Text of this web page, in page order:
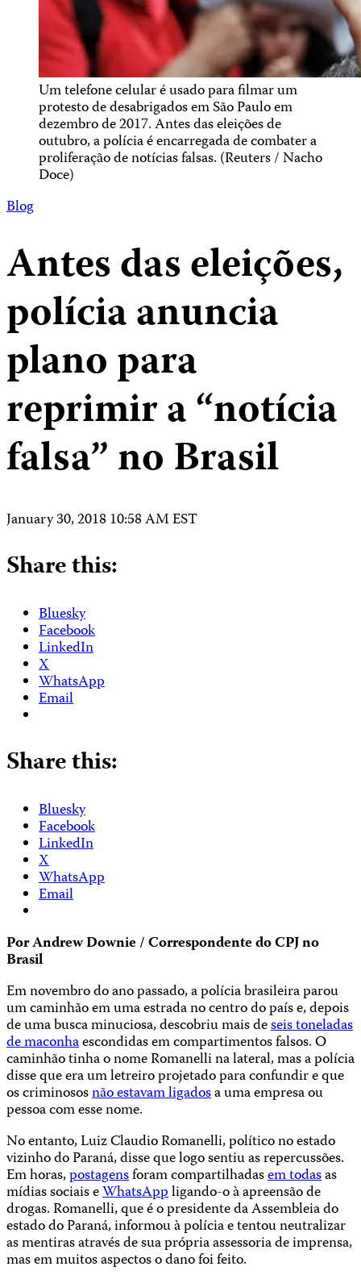
Um telefone celular é usado para filmar um
protesto de desabrigados em São Paulo em
dezembro de 2017. Antes das eleições de
outubro, a polícia é encarregada de combater a
proliferação de notícias falsas. (Reuters / Nacho
Doce)
Blog
Antes das eleições,
polícia anuncia
plano para
reprimir a “notícia
falsa” no Brasil
January 30, 2018 10:58 AM EST
Share this:
Bluesky
Facebook
LinkedIn
X
WhatsApp
Email
Share this:
Bluesky
Facebook
LinkedIn
X
WhatsApp
Email
Por Andrew Downie / Correspondente do CPJ no
Brasil
Em novembro do ano passado, a polícia brasileira parou
um caminhão em uma estrada no centro do país e, depois
de uma busca minuciosa, descobriu mais deseis toneladas
de maconhaescondidas em compartimentos falsos. O
caminhão tinha o nome Romanelli na lateral, mas a polícia
disse que era um letreiro projetado para confundir e que
os criminososnão estavam ligadosa uma empresa ou
pessoa com esse nome.
No entanto, Luiz Claudio Romanelli, político no estado
vizinho do Paraná, disse que logo sentiu as repercussões.
Em horas,postagensforam compartilhadasem todasas
mídias sociais eWhatsAppligando-o à apreensão de
drogas. Romanelli, que é o presidente da Assembleia do
estado do Paraná, informou à polícia e tentou neutralizar
as mentiras através de sua própria assessoria de imprensa,
mas em muitos aspectos o dano foi feito.